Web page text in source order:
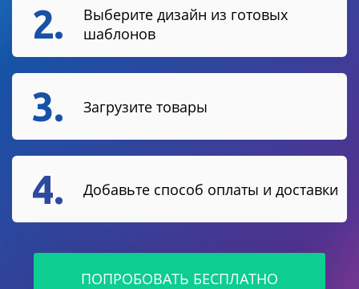
2.
Выберите дизайн из готовых
шаблонов
3. Загрузите товары
4. Добавьте способ оплаты и доставки
ПОПРОБОВАТЬ БЕСПЛАТНО